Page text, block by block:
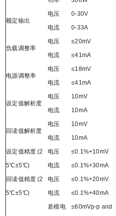
额定输出
电压
0-30V
电流
0-33A
负载调整率
电压
≤20mV
电流
≤41mA
电源调整率
电压
≤18mV
电流
≤41mA
设定值解析度
电压
10mV
电流
10mA
回读值解析度
电压
10mV
电流
10mA
设定值精度 (2
5℃±5℃)
电压
≤0.1%+10mV
电流
≤0.1%+30mA
回读值精度 (2
5℃±5℃)
电压
≤0.1%+20mV
电流
≤0.1%+40mA
差模电
≤60mVp-p and